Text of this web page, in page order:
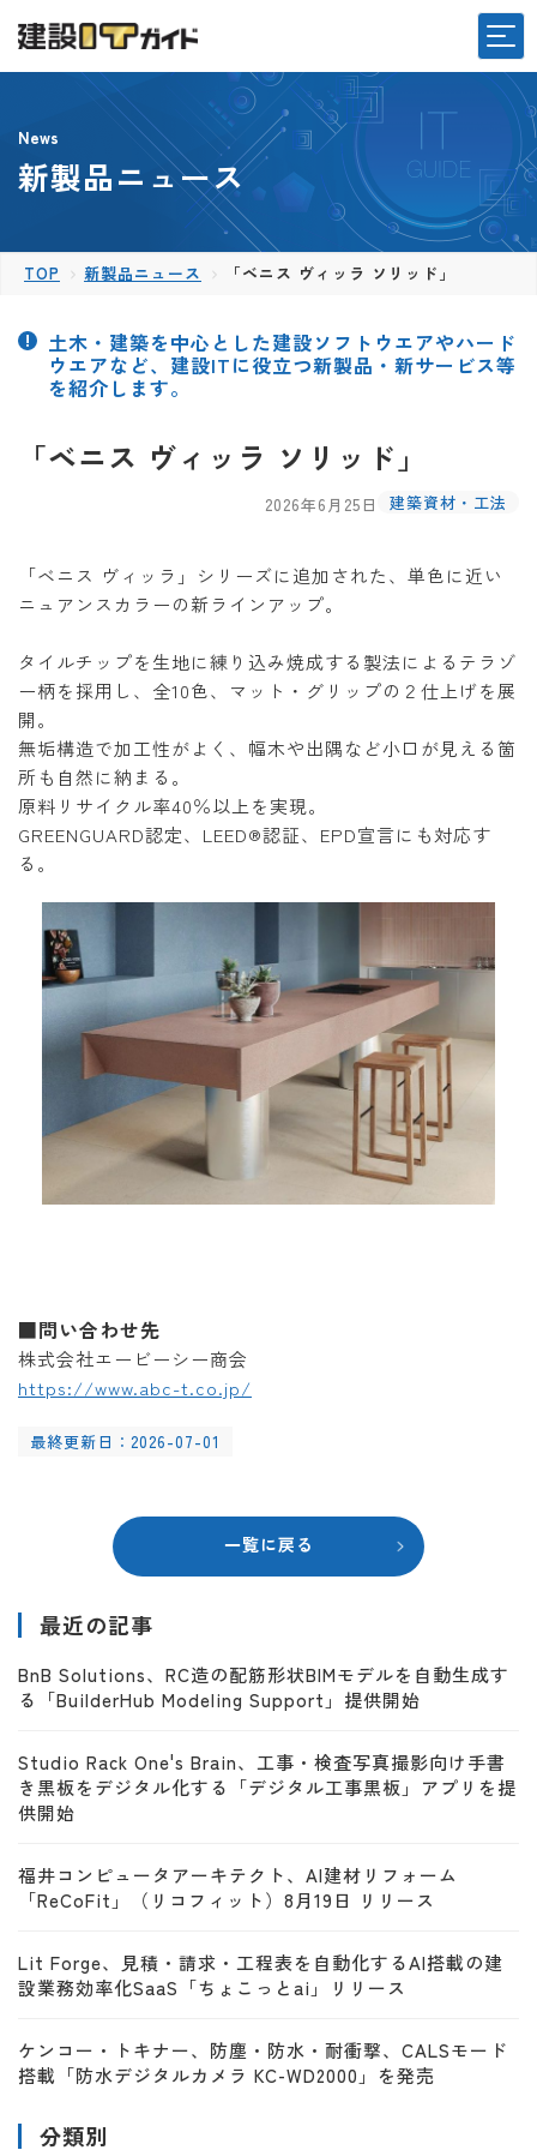
News
新製品ニュース
TOP 新製品ニュース 「ベニス ヴィッラ ソリッド」
土木・建築を中心とした建設ソフトウエアやハード
ウエアなど、建設ITに役立つ新製品・新サービス等
を紹介します。
「ベニス ヴィッラ ソリッド」
2026年6月25日 建築資材・工法
「ベニス ヴィッラ」シリーズに追加された、単色に近い
ニュアンスカラーの新ラインアップ。
タイルチップを生地に練り込み焼成する製法によるテラゾ
ー柄を採用し、全10色、マット・グリップの２仕上げを展
開。
無垢構造で加工性がよく、幅木や出隅など小口が見える箇
所も自然に納まる。
原料リサイクル率40％以上を実現。
GREENGUARD認定、LEED®認証、EPD宣言にも対応す
る。
■問い合わせ先
株式会社エービーシー商会
https://www.abc-t.co.jp/
最終更新日：2026-07-01
一覧に戻る
最近の記事
BnB Solutions、RC造の配筋形状BIMモデルを自動生成す
る「BuilderHub Modeling Support」提供開始
Studio Rack One's Brain、工事・検査写真撮影向け手書
き黒板をデジタル化する「デジタル工事黒板」アプリを提
供開始
福井コンピュータアーキテクト、AI建材リフォーム
「ReCoFit」（リコフィット）8月19日 リリース
Lit Forge、見積・請求・工程表を自動化するAI搭載の建
設業務効率化SaaS「ちょこっとai」リリース
ケンコー・トキナー、防塵・防水・耐衝撃、CALSモード
搭載「防水デジタルカメラ KC-WD2000」を発売
分類別